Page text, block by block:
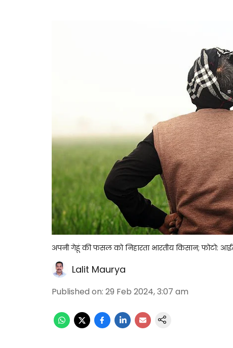
अपनी गेहूं की फसल को निहारता भारतीय किसान; फोटो:
Lalit Maurya
Published on: 29 Feb 2024, 3:07 am